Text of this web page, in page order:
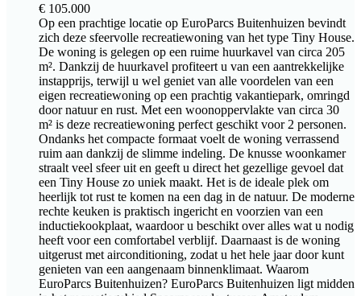
€ 105.000
Op een prachtige locatie op EuroParcs Buitenhuizen bevindt
zich deze sfeervolle recreatiewoning van het type Tiny House.
De woning is gelegen op een ruime huurkavel van circa 205
m². Dankzij de huurkavel profiteert u van een aantrekkelijke
instapprijs, terwijl u wel geniet van alle voordelen van een
eigen recreatiewoning op een prachtig vakantiepark, omringd
door natuur en rust. Met een woonoppervlakte van circa 30
m² is deze recreatiewoning perfect geschikt voor 2 personen.
Ondanks het compacte formaat voelt de woning verrassend
ruim aan dankzij de slimme indeling. De knusse woonkamer
straalt veel sfeer uit en geeft u direct het gezellige gevoel dat
een Tiny House zo uniek maakt. Het is de ideale plek om
heerlijk tot rust te komen na een dag in de natuur. De moderne
rechte keuken is praktisch ingericht en voorzien van een
inductiekookplaat, waardoor u beschikt over alles wat u nodig
heeft voor een comfortabel verblijf. Daarnaast is de woning
uitgerust met airconditioning, zodat u het hele jaar door kunt
genieten van een aangenaam binnenklimaat. Waarom
EuroParcs Buitenhuizen? EuroParcs Buitenhuizen ligt midden